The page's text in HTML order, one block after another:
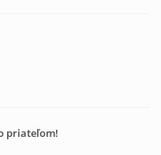
priateľom!